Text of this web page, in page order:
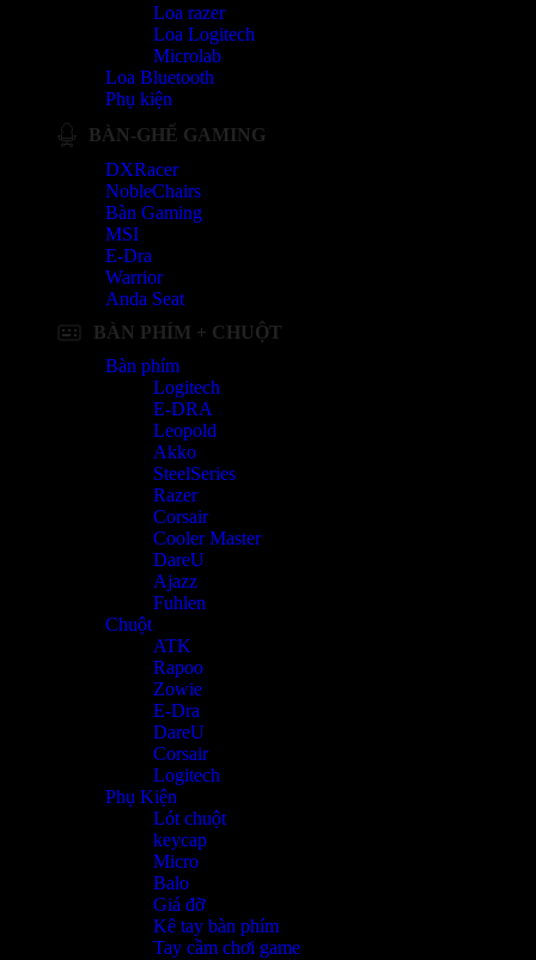
Loa razer
Loa Logitech
Microlab
Loa Bluetooth
Phụ kiện
BÀN-GHẾ GAMING
DXRacer
NobleChairs
Bàn Gaming
MSI
E-Dra
Warrior
Anda Seat
BÀN PHÍM + CHUỘT
Bàn phím
Logitech
E-DRA
Leopold
Akko
SteelSeries
Razer
Corsair
Cooler Master
DareU
Ajazz
Fuhlen
Chuột
ATK
Rapoo
Zowie
E-Dra
DareU
Corsair
Logitech
Phụ Kiện
Lót chuột
keycap
Micro
Balo
Giá đỡ
Kê tay bàn phím
Tay cầm chơi game